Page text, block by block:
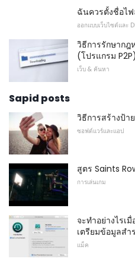
ฉันควรตั้งชื่อไ
ออกแบบเว็บไซต์และ
วิธีการรักษากฎ
(โปรแกรม P2P)
เว็บ & ค้นหา
Sapid posts
วิธีการสร้างป้
ซอฟต์แวร์และแอป
สูตร Saints
การเล่นเกม
จะทำอย่างไรเ
เตรียมข้อมูลสำ
แม็ค